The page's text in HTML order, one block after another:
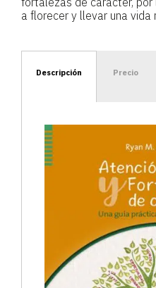
a florecer y llevar una
Descripción Precio